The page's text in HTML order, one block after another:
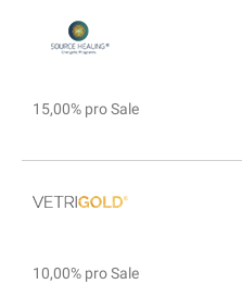
15,00% pro Sale
10,00% pro Sale